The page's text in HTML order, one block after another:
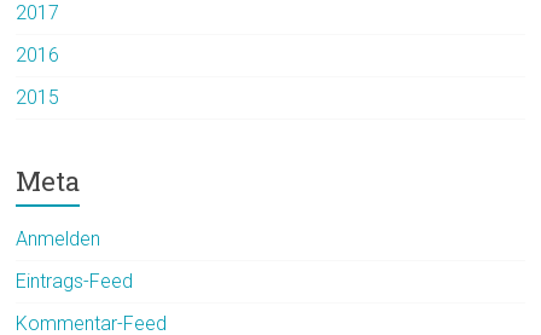
2017
2016
2015
Meta
Anmelden
Eintrags-Feed
Kommentar-Feed